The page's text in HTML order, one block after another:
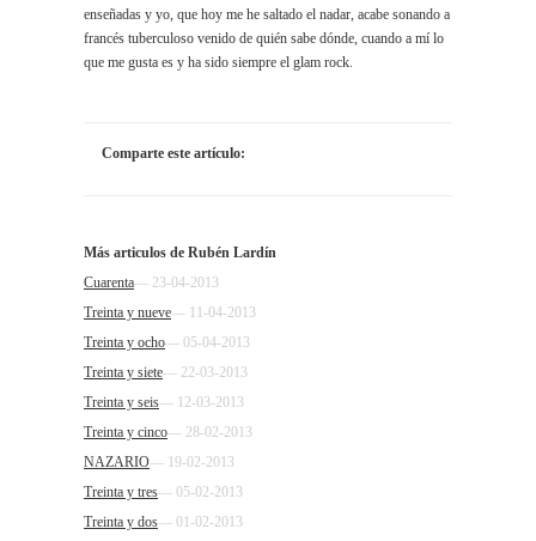
enseñadas y yo, que hoy me he saltado el nadar, acabe sonando a
francés tuberculoso venido de quién sabe dónde, cuando a mí lo
que me gusta es y ha sido siempre el glam rock.
Comparte este artículo:
Más articulos de Rubén Lardín
Cuarenta— 23-04-2013
Treinta y nueve— 11-04-2013
Treinta y ocho— 05-04-2013
Treinta y siete— 22-03-2013
Treinta y seis— 12-03-2013
Treinta y cinco— 28-02-2013
NAZARIO— 19-02-2013
Treinta y tres— 05-02-2013
Treinta y dos— 01-02-2013